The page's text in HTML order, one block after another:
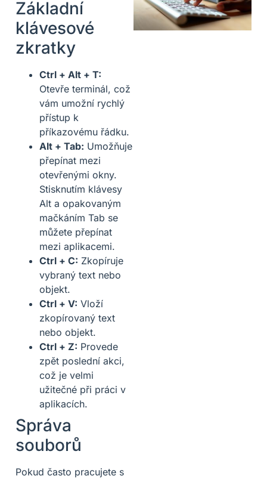
Základní
klávesové
zkratky
Ctrl + Alt + T:
Otevře terminál, což
vám umožní rychlý
přístup k
příkazovému řádku.
Alt + Tab: Umožňuje
přepínat mezi
otevřenými okny.
Stisknutím klávesy
Alt a opakovaným
mačkáním Tab se
můžete přepínat
mezi aplikacemi.
Ctrl + C: Zkopíruje
vybraný text nebo
objekt.
Ctrl + V: Vloží
zkopírovaný text
nebo objekt.
Ctrl + Z: Provede
zpět poslední akci,
což je velmi
užitečné při práci v
aplikacích.
Správa
souborů
Pokud často pracujete s